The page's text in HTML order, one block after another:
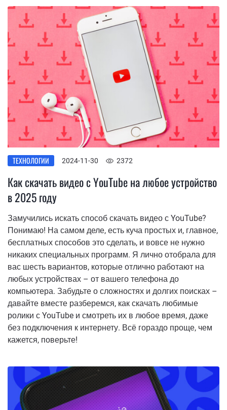
ТЕХНОЛОГИИ 2024-11-30 2372
Как скачать видео с YouTube на любое устройство
в 2025 году
Замучились искать способ скачать видео с YouTube?
Понимаю! На самом деле, есть куча простых и, главное,
бесплатных способов это сделать, и вовсе не нужно
никаких специальных программ. Я лично отобрала для
вас шесть вариантов, которые отлично работают на
любых устройствах – от вашего телефона до
компьютера. Забудьте о сложностях и долгих поисках –
давайте вместе разберемся, как скачать любимые
ролики с YouTube и смотреть их в любое время, даже
без подключения к интернету. Всё гораздо проще, чем
кажется, поверьте!